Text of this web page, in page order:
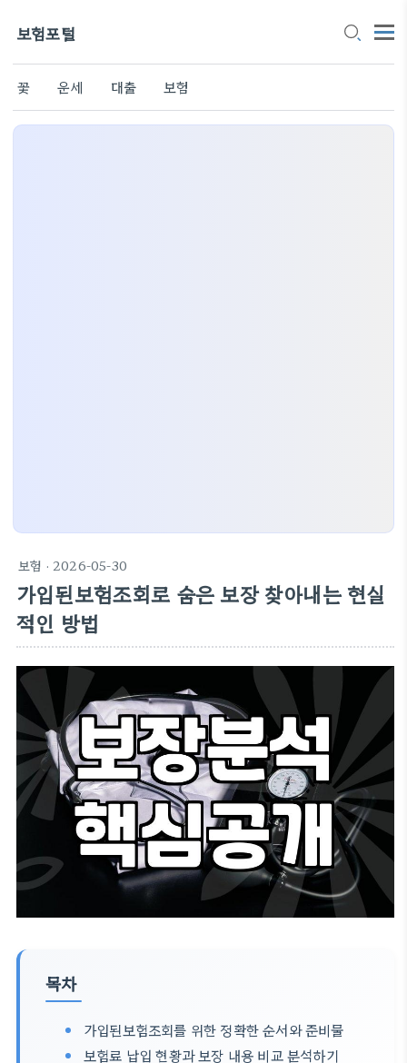
보험포털
꽃 운세 대출 보험
보험 · 2026-05-30
가입된보험조회로 숨은 보장 찾아내는 현실
적인 방법
목차
가입된보험조회를 위한 정확한 순서와 준비물
보험료 납입 현황과 보장 내용 비교 분석하기